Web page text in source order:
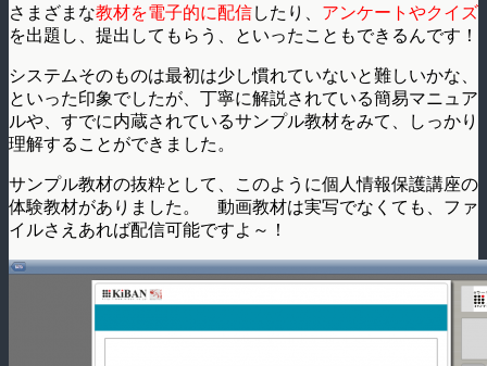
さまざまな教材を電子的に配信したり、 アンケートやクイズ
を出題し、提出してもらう、といったこともできるんです！
システムそのものは最初は少し慣れていないと難しいかな、
といった印象でしたが、丁寧に解説されている簡易マニュア
ルや、すでに内蔵されているサンプル教材をみて、しっかり
理解することができました。
サンプル教材の抜粋として、このように個人情報保護講座の
体験教材がありました。 動画教材は実写でなくても、ファ
イルさえあれば配信可能ですよ～！